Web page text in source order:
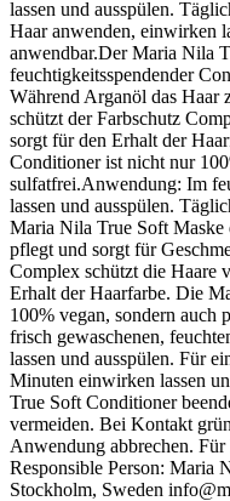
lassen und ausspülen.
Haar anwenden, einwirken
anwendbar.Der Maria Nila
feuchtigkeitsspendender
Während Arganöl das Haar
schützt der Farbschutz
sorgt für den Erhalt der
Conditioner ist nicht nur
sulfatfrei.Anwendung: Im
lassen und ausspülen.
Maria Nila True Soft Maske
pflegt und sorgt für
Complex schützt die Haare
Erhalt der Haarfarbe. Die
100% vegan, sondern auch
frisch gewaschenen,
lassen und ausspülen. Für
Minuten einwirken lassen
True Soft Conditioner
vermeiden. Bei Kontakt
Anwendung abbrechen.
Responsible Person: Maria
Stockholm, Sweden